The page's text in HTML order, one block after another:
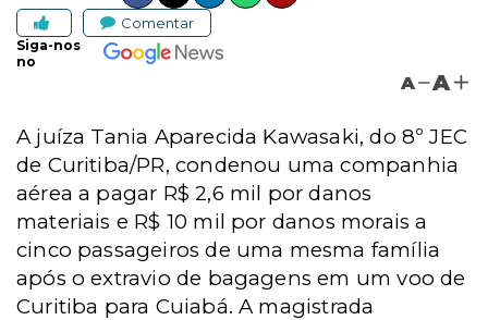
Comentar
Siga-nos
no
A A
A juíza Tania Aparecida Kawasaki, do 8º JEC
de Curitiba/PR, condenou uma companhia
aérea a pagar R$ 2,6 mil por danos
materiais e R$ 10 mil por danos morais a
cinco passageiros de uma mesma família
após o extravio de bagagens em um voo de
Curitiba para Cuiabá. A magistrada